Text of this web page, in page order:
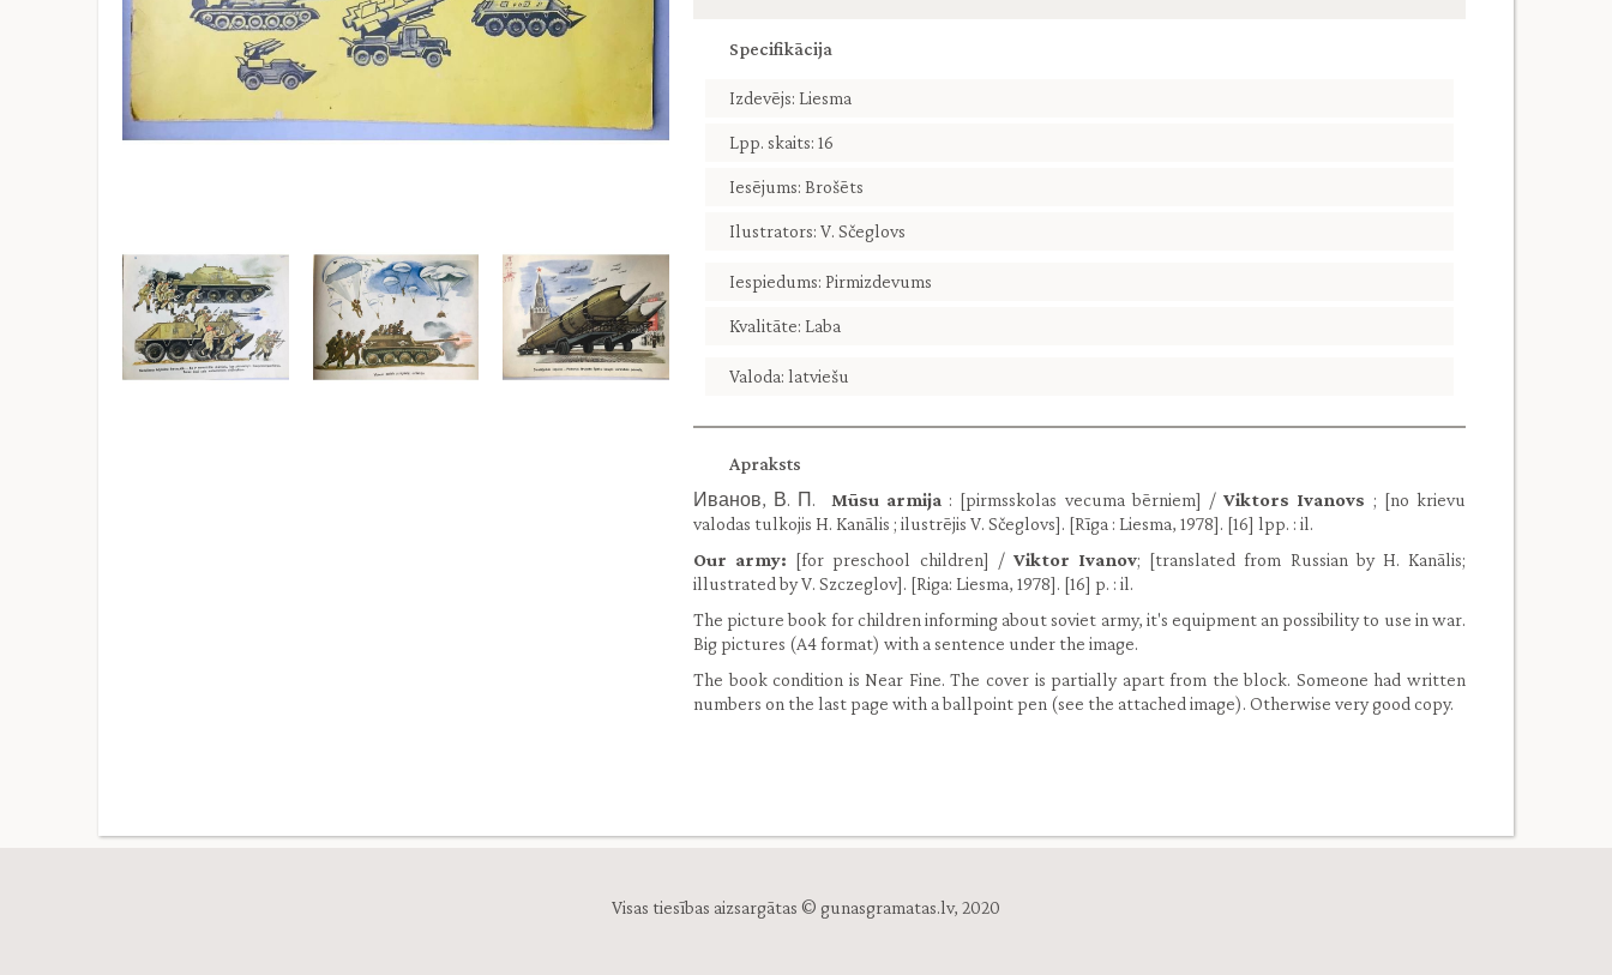
Specifikācija
Izdevējs: Liesma
Lpp. skaits: 16
Iesējums: Brošēts
Ilustrators: V. Sčeglovs
Iespiedums: Pirmizdevums
Kvalitāte: Laba
Valoda: latviešu
Apraksts
Иванов, В. П. Mūsu armija : [pirmsskolas vecuma bērniem] /Viktors Ivanovs ; [no krievu
valodas tulkojis H. Kanālis ; ilustrējis V. Sčeglovs]. [Rīga : Liesma, 1978]. [16] lpp. : il.
Our army: [for preschool children] / Viktor Ivanov; [translated from Russian by H. Kanālis;
illustrated by V. Szczeglov]. [Riga: Liesma, 1978]. [16] p. : il.
The picture book for children informing about soviet army, it's equipment an possibility to use in war.
Big pictures (A4 format) with a sentence under the image.
The book condition is Near Fine. The cover is partially apart from the block. Someone had written
numbers on the last page with a ballpoint pen (see the attached image). Otherwise very good copy.
Visas tiesības aizsargātas © gunasgramatas.lv, 2020